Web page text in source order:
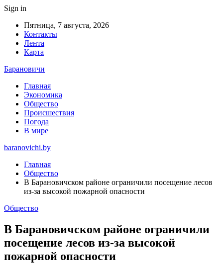
Sign in
Пятница, 7 августа, 2026
Контакты
Лента
Карта
Барановичи
Главная
Экономика
Общество
Происшествия
Погода
В мире
baranovichi.by
Главная
Общество
В Барановичском районе ограничили посещение лесов
из-за высокой пожарной опасности
Общество
В Барановичском районе ограничили
посещение лесов из-за высокой
пожарной опасности